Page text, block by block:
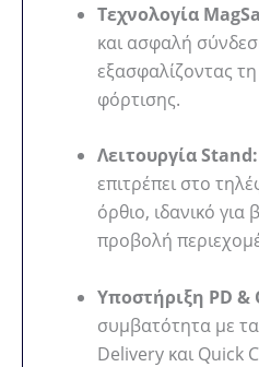
Τεχνολογία
και ασφαλή
εξασφαλίζοντας
φόρτισης.
Λειτουργία Stand:
επιτρέπει στο
όρθιο, ιδανικό για
προβολή
Υποστήριξη PD &
συμβατότητα με
Delivery και Quick